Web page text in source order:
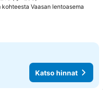
kohteesta Vaasan lentoasema
Katso hinnat